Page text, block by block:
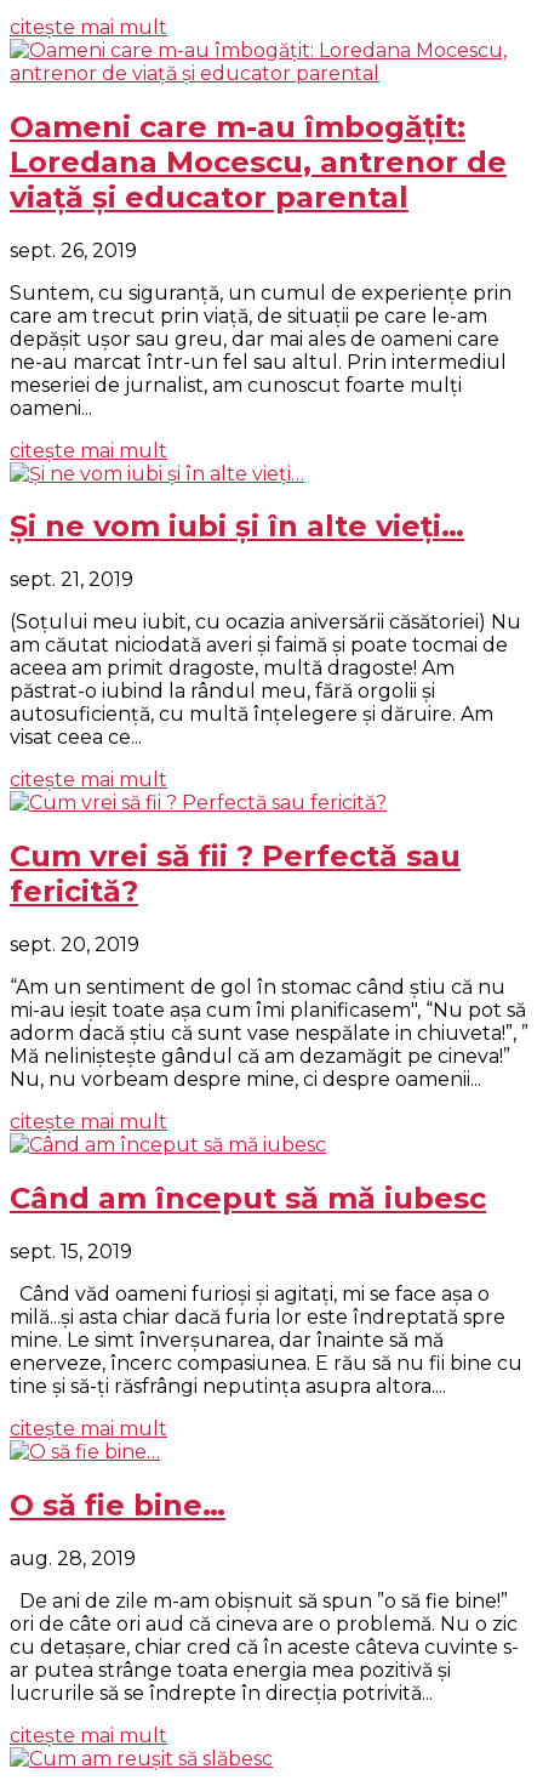
citește mai mult
Oameni care m-au îmbogățit:
Loredana Mocescu, antrenor de
viață și educator parental
sept. 26, 2019
Suntem, cu siguranță, un cumul de experiențe prin
care am trecut prin viață, de situații pe care le-am
depășit ușor sau greu, dar mai ales de oameni care
ne-au marcat într-un fel sau altul. Prin intermediul
meseriei de jurnalist, am cunoscut foarte mulți
oameni...
citește mai mult
Şi ne vom iubi şi în alte vieţi…
sept. 21, 2019
(Soţului meu iubit, cu ocazia aniversării căsătoriei) Nu
am căutat niciodată averi şi faimă şi poate tocmai de
aceea am primit dragoste, multă dragoste! Am
păstrat-o iubind la rândul meu, fără orgolii şi
autosuficienţă, cu multă înţelegere şi dăruire. Am
visat ceea ce...
citește mai mult
Cum vrei să fii ? Perfectă sau
fericită?
sept. 20, 2019
“Am un sentiment de gol în stomac când știu că nu
mi-au ieșit toate așa cum îmi planificasem", “Nu pot să
adorm dacă știu că sunt vase nespălate in chiuveta!”, ”
Mă neliniștește gândul că am dezamăgit pe cineva!”
Nu, nu vorbeam despre mine, ci despre oamenii...
citește mai mult
Când am început să mă iubesc
sept. 15, 2019
Când văd oameni furioși și agitați, mi se face așa o
milă...și asta chiar dacă furia lor este îndreptată spre
mine. Le simt înverşunarea, dar înainte să mă
enerveze, încerc compasiunea. E rău să nu fii bine cu
tine și să-ți răsfrângi neputința asupra altora....
citește mai mult
O să fie bine…
aug. 28, 2019
De ani de zile m-am obișnuit să spun ”o să fie bine!”
ori de câte ori aud că cineva are o problemă. Nu o zic
cu detașare, chiar cred că în aceste câteva cuvinte s-
ar putea strânge toata energia mea pozitivă și
lucrurile să se îndrepte în direcția potrivită...
citește mai mult